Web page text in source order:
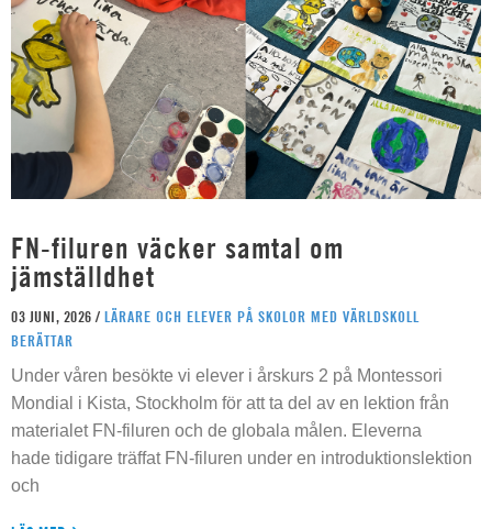
FN-filuren väcker samtal om
jämställdhet
03 JUNI, 2026 / LÄRARE OCH ELEVER PÅ SKOLOR MED VÄRLDSKOLL
BERÄTTAR
Under våren besökte vi elever i årskurs 2 på Montessori
Mondial i Kista, Stockholm för att ta del av en lektion från
materialet FN-filuren och de globala målen. Eleverna
hade tidigare träffat FN-filuren under en introduktionslektion
och